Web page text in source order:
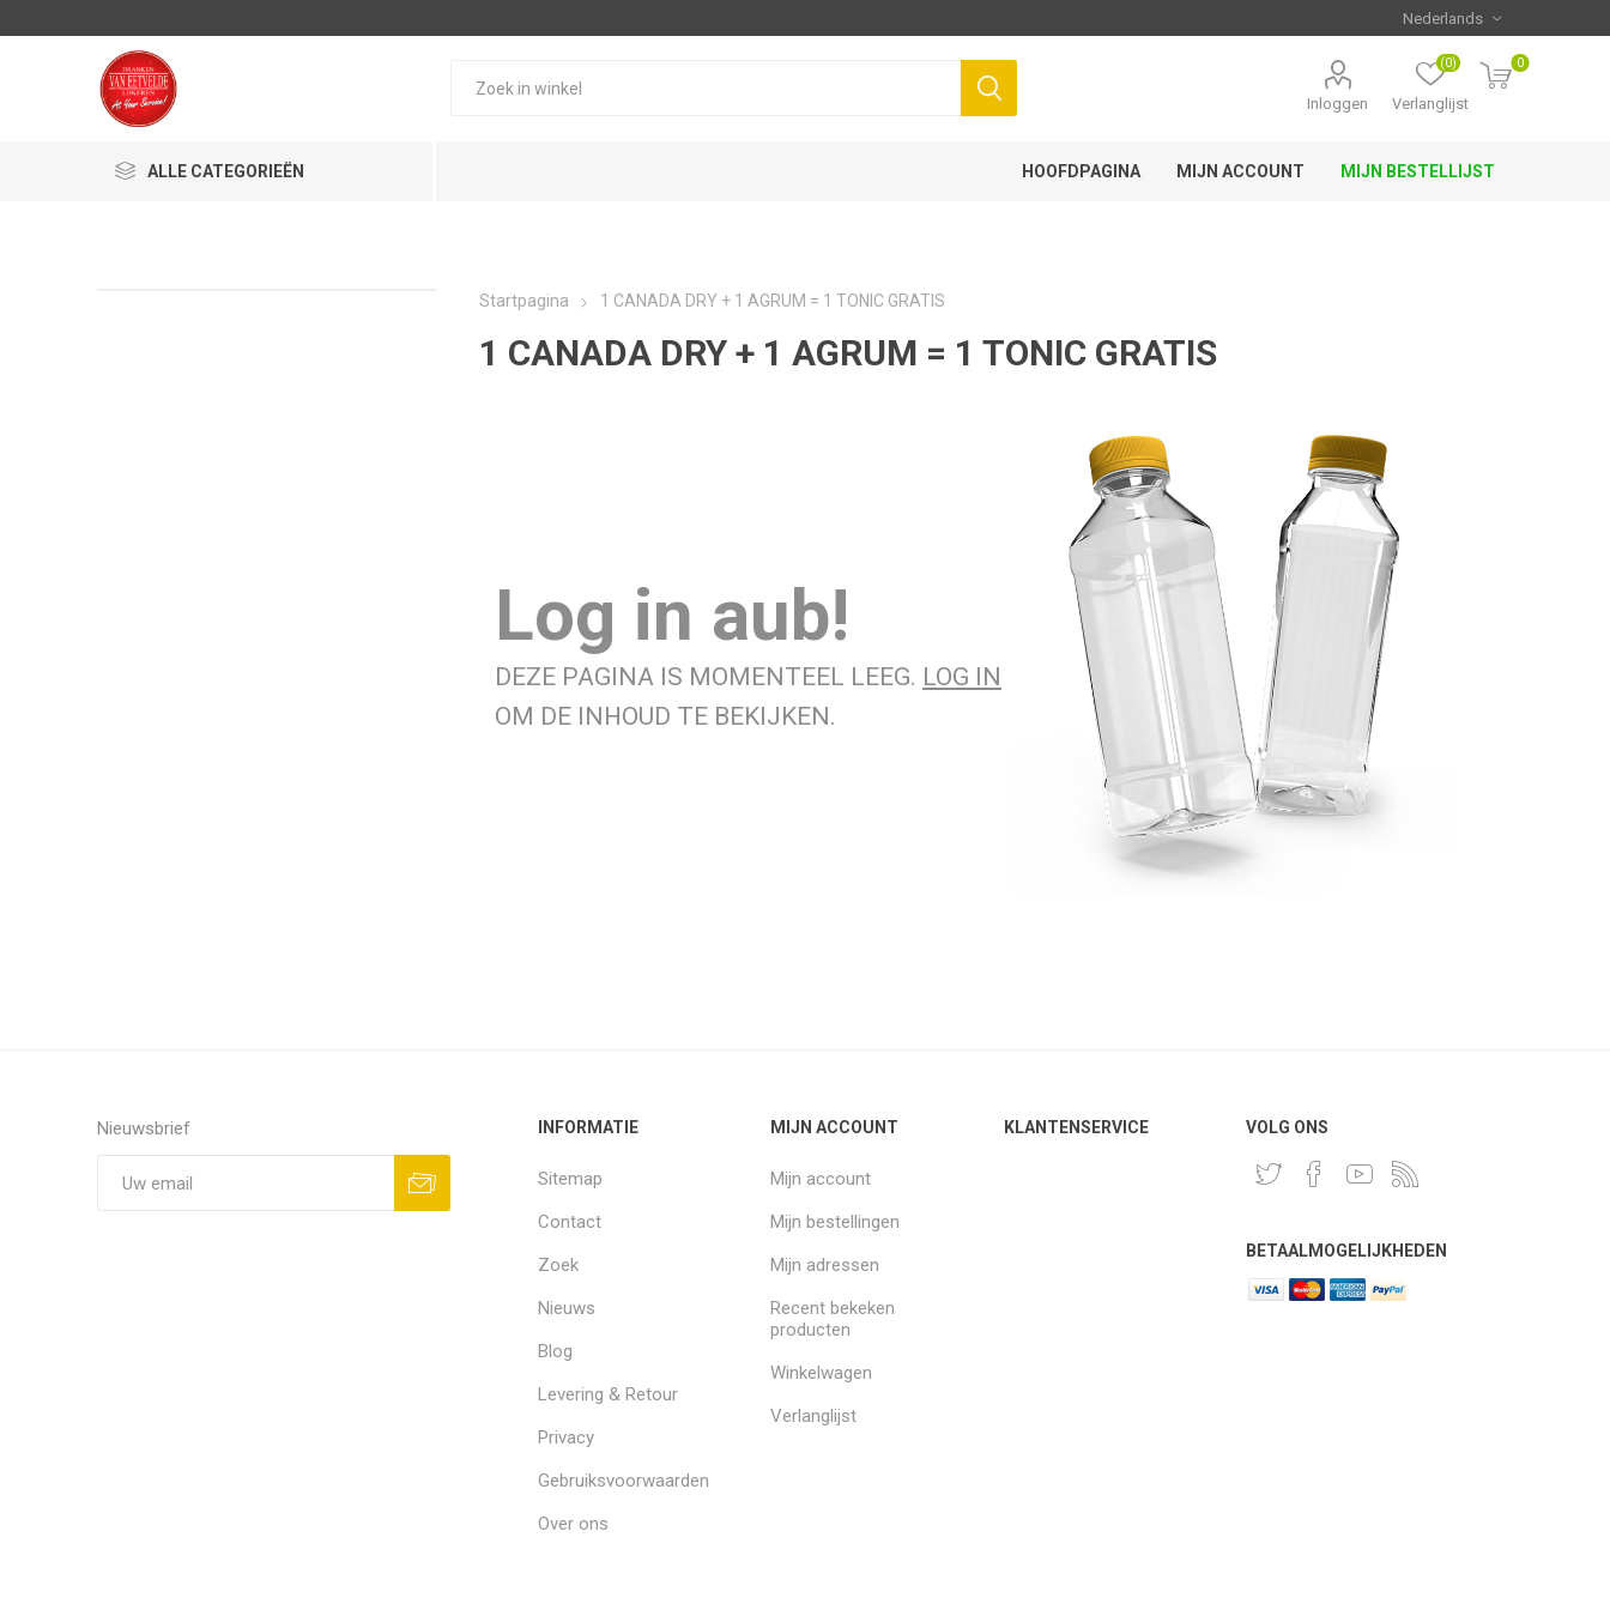
Inloggen Verlanglijst
(0) 0
ALLE CATEGORIEËN HOOFDPAGINA MIJN ACCOUNT MIJN BESTELLIJST
Startpagina 1 CANADA DRY + 1 AGRUM = 1 TONIC GRATIS
1 CANADA DRY + 1 AGRUM = 1 TONIC GRATIS
Log in aub!
DEZE PAGINA IS MOMENTEEL LEEG. LOG IN
OM DE INHOUD TE BEKIJKEN.
Nieuwsbrief INFORMATIE
Sitemap
Contact
Zoek
Nieuws
Blog
Levering & Retour
Privacy
Gebruiksvoorwaarden
Over ons
MIJN ACCOUNT
Mijn account
Mijn bestellingen
Mijn adressen
Recent bekeken
producten
Winkelwagen
Verlanglijst
KLANTENSERVICE VOLG ONS
BETAALMOGELIJKHEDEN